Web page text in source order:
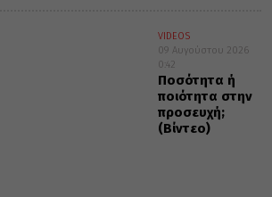
VIDEOS
09 Αυγούστου 2026
0:42
Ποσότητα ή
ποιότητα στην
προσευχή;
(Βίντεο)